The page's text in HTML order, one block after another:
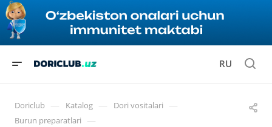
RU
Doriclub — Katalog — Dori vositalari —
Burun preparatlari —